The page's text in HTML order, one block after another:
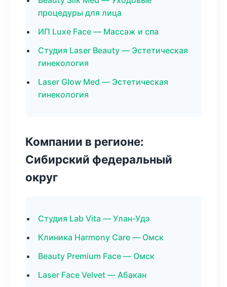
процедуры для лица
ИП Luxe Face — Массаж и спа
Студия Laser Beauty — Эстетическая
гинекология
Laser Glow Med — Эстетическая
гинекология
Компании в регионе:
Сибирский федеральный
округ
Студия Lab Vita — Улан-Удэ
Клиника Harmony Care — Омск
Beauty Premium Face — Омск
Laser Face Velvet — Абакан